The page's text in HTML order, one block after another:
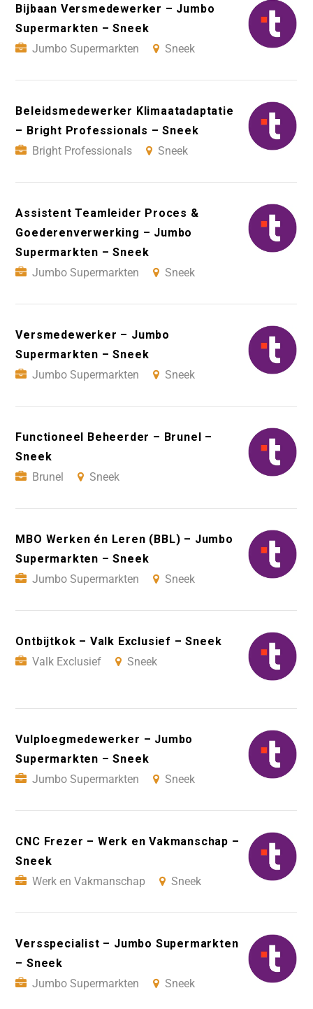
Bijbaan Versmedewerker – Jumbo
Supermarkten – Sneek
Jumbo Supermarkten
Sneek
Beleidsmedewerker Klimaatadaptatie
– Bright Professionals – Sneek
Bright Professionals
Sneek
Assistent Teamleider Proces &
Goederenverwerking – Jumbo
Supermarkten – Sneek
Jumbo Supermarkten
Sneek
Versmedewerker – Jumbo
Supermarkten – Sneek
Jumbo Supermarkten
Sneek
Functioneel Beheerder – Brunel –
Sneek
Brunel
Sneek
MBO Werken én Leren (BBL) – Jumbo
Supermarkten – Sneek
Jumbo Supermarkten
Sneek
Ontbijtkok – Valk Exclusief – Sneek
Valk Exclusief
Sneek
Vulploegmedewerker – Jumbo
Supermarkten – Sneek
Jumbo Supermarkten
Sneek
CNC Frezer – Werk en Vakmanschap –
Sneek
Werk en Vakmanschap
Sneek
Versspecialist – Jumbo Supermarkten
– Sneek
Jumbo Supermarkten
Sneek